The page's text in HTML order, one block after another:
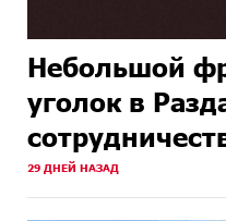
Небольшой
уголок в
29 ДНЕЙ НАЗАД